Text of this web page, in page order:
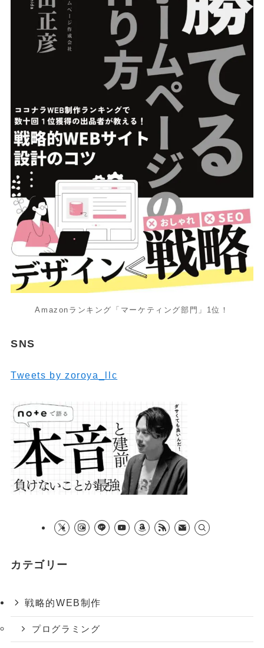
Amazonランキング「マーケティング部門」1位！
SNS
Tweets by zoroya_llc
カテゴリー
戦略的WEB制作
プログラミング